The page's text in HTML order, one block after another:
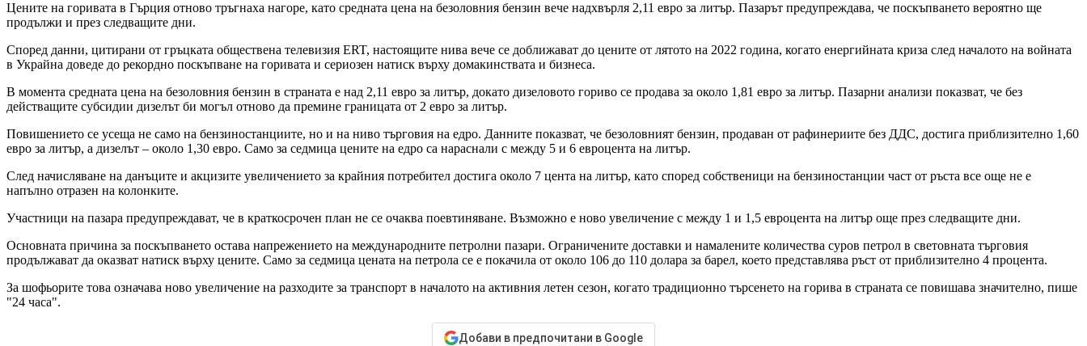
Цените на горивата в Гърция отново тръгнаха нагоре, като средната цена на безоловния бензин вече надхвърля 2,11 евро за литър. Пазарът предупреждава, че поскъпването вероятно ще
продължи и през следващите дни.
Според данни, цитирани от гръцката обществена телевизия ERT, настоящите нива вече се доближават до цените от лятото на 2022 година, когато енергийната криза след началото на войната
в Украйна доведе до рекордно поскъпване на горивата и сериозен натиск върху домакинствата и бизнеса.
В момента средната цена на безоловния бензин в страната е над 2,11 евро за литър, докато дизеловото гориво се продава за около 1,81 евро за литър. Пазарни анализи показват, че без
действащите субсидии дизелът би могъл отново да премине границата от 2 евро за литър.
Повишението се усеща не само на бензиностанциите, но и на ниво търговия на едро. Данните показват, че безоловният бензин, продаван от рафинериите без ДДС, достига приблизително 1,60
евро за литър, а дизелът – около 1,30 евро. Само за седмица цените на едро са нараснали с между 5 и 6 евроцента на литър.
След начисляване на данъците и акцизите увеличението за крайния потребител достига около 7 цента на литър, като според собственици на бензиностанции част от ръста все още не е
напълно отразен на колонките.
Участници на пазара предупреждават, че в краткосрочен план не се очаква поевтиняване. Възможно е ново увеличение с между 1 и 1,5 евроцента на литър още през следващите дни.
Основната причина за поскъпването остава напрежението на международните петролни пазари. Ограничените доставки и намалените количества суров петрол в световната търговия
продължават да оказват натиск върху цените. Само за седмица цената на петрола се е покачила от около 106 до 110 долара за барел, което представлява ръст от приблизително 4 процента.
За шофьорите това означава ново увеличение на разходите за транспорт в началото на активния летен сезон, когато традиционно търсенето на горива в страната се повишава значително, пише
"24 часа".
Добави в предпочитани в Google